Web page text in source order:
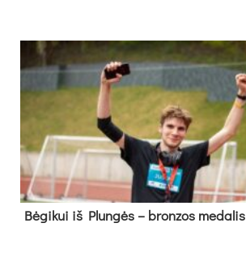
Bė­gi­kui iš Plun­gės – bron­zos me­da­lis